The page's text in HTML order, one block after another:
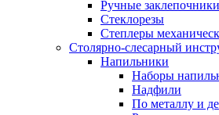
Ручные заклепочники
Стеклорезы
Степлеры
Столярно-слесарный
Напильники
Наборы
Надфили
По металлу и